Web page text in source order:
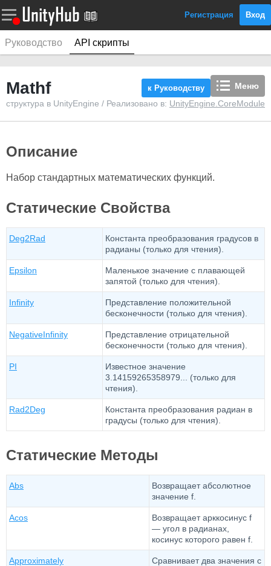
Регистрация Вход
Руководство API скрипты
Меню
к Руководству
Mathf
структура в UnityEngine / Реализовано в: UnityEngine.CoreModule
Описание
Набор стандартных математических функций.
Статические Свойства
Deg2Rad
Константа преобразования градусов в
радианы (только для чтения).
Epsilon
Маленькое значение с плавающей
запятой (только для чтения).
Infinity
Представление положительной
бесконечности (только для чтения).
NegativeInfinity
Представление отрицательной
бесконечности (только для чтения).
PI
Известное значение
3.14159265358979... (только для
чтения).
Rad2Deg
Константа преобразования радиан в
градусы (только для чтения).
Статические Методы
Abs
Возвращает абсолютное
значение f.
Acos
Возвращает арккосинус f
— угол в радианах,
косинус которого равен f.
Approximately
Сравнивает два значения с